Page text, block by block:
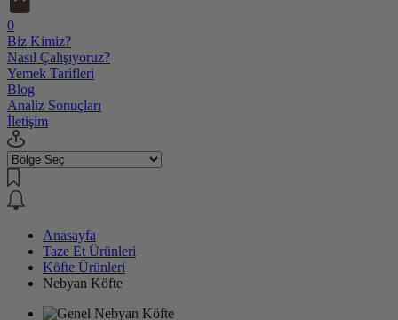
0
Biz Kimiz?
Nasıl Çalışıyoruz?
Yemek Tarifleri
Blog
Analiz Sonuçları
İletişim
Anasayfa
Taze Et Ürünleri
Köfte Ürünleri
Nebyan Köfte